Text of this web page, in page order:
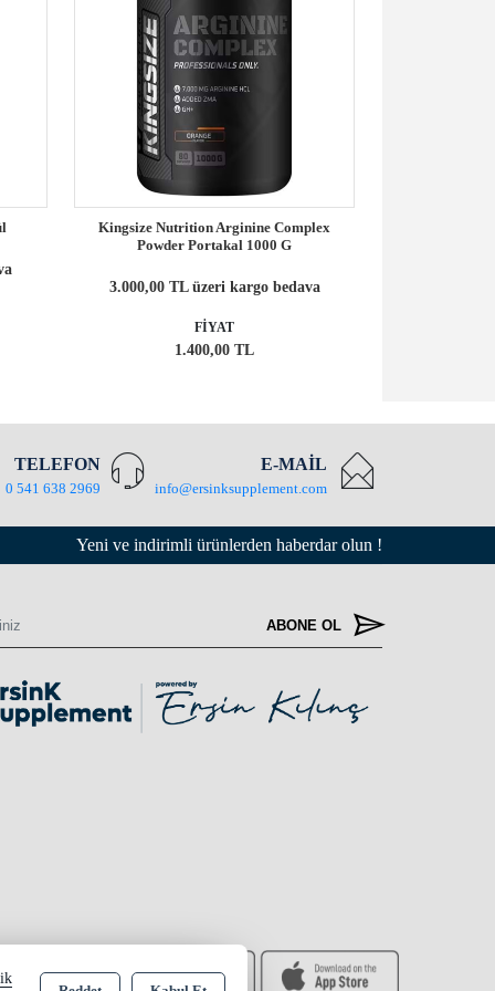
Kingsize Nutrition Arginine Complex
Powder Portakal 1000 G
3.000,00 TL üzeri kargo bedava
FİYAT
1.400,00 TL
E-MAİL
info@ersinksupplement.com
TELEFON
0 541 638 2969
Yeni ve indirimli ürünlerden haberdar olun !
ABONE OL